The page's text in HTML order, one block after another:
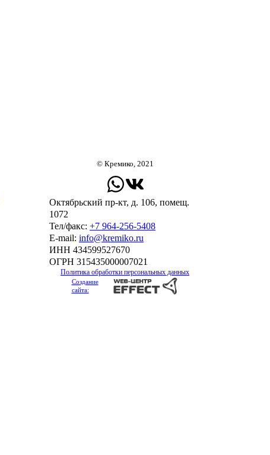
© Кремико, 2021
Октябрьский пр-кт, д. 106, помещ.
1072
Тел/факс: +7 964-256-5408
Е-mail: info@kremiko.ru
ИНН 434599527670
ОГРН 315435000007021
Политика обработки персональных данных
Создание
сайта: